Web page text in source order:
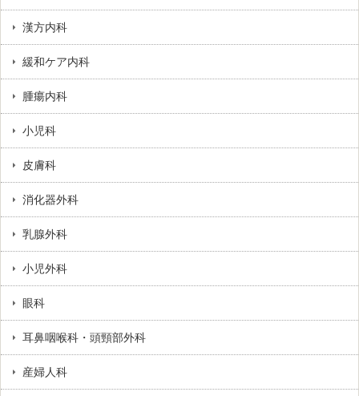
漢方内科
緩和ケア内科
腫瘍内科
小児科
皮膚科
消化器外科
乳腺外科
小児外科
眼科
耳鼻咽喉科・頭頸部外科
産婦人科